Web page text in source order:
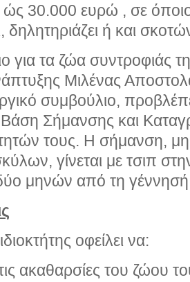
ώς 30.000 ευρώ , σε
δηλητηριάζει ή και
για τα ζώα συντροφιάς
Μιλένας
συμβούλιο,
Βάση Σήμανσης και
τους. Η σήμανση,
γίνεται με τσιπ
μηνών από τη
οφείλει να:
ακαθαρσίες του ζώου